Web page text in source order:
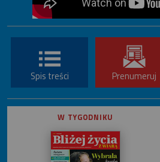
Spis treści Prenumeruj
W TYGODNIKU